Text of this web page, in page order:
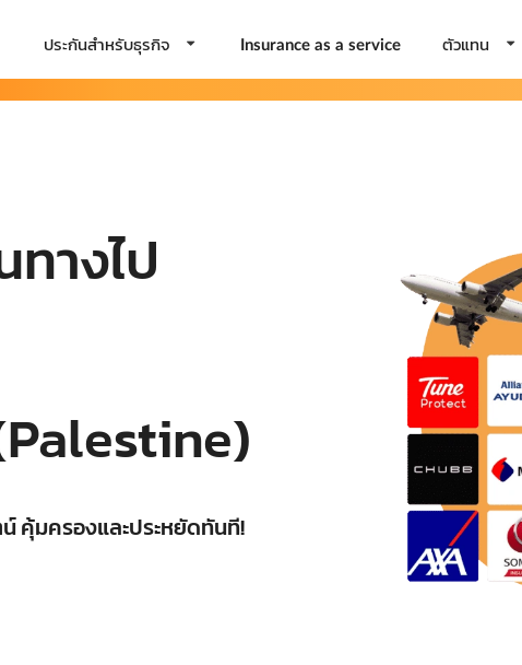
ประกันสำหรับธุรกิจ Insurance as a service ตัวแทน
ทางไป
คุ้มครองและประหยัดทันที!